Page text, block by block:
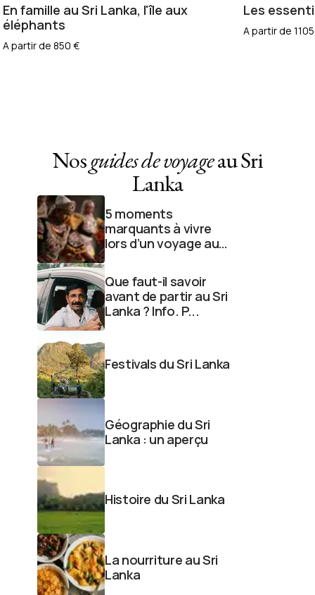
En famille au Sri Lanka, l'île aux
éléphants
A partir de 850 €
Les
A partir de
Nosguides de voyageau Sri
Lanka
5 moments
marquants à vivre
lors d’un voyage au
Que faut-il savoir
avant de partir au Sri
Lanka ? Info. P...
Festivals du Sri Lanka
Géographie du Sri
Lanka : un aperçu
Histoire du Sri Lanka
La nourriture au Sri
Lanka